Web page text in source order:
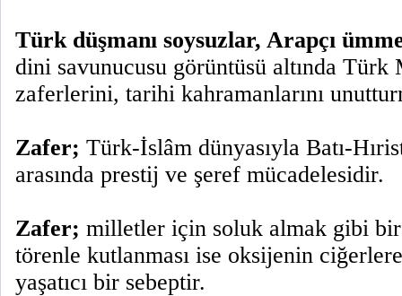
Türk düşmanı soysuzlar, Arapçı
dini savunucusu görüntüsü altında Türk
zaferlerini, tarihi kahramanlarını
Zafer; Türk-İslâm dünyasıyla Batı-
arasında prestij ve şeref mücadelesidir.
Zafer; milletler için soluk almak gibi
törenle kutlanması ise oksijenin
yaşatıcı bir sebeptir.